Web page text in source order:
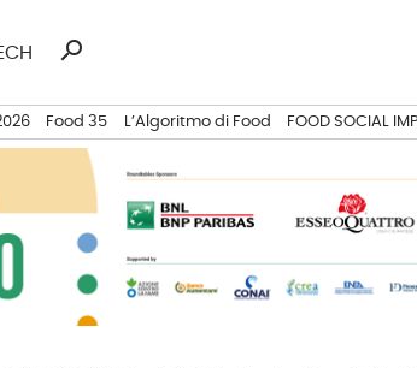
Ricerca
search
Food 35 L’Algoritmo di Food FOOD SOCIAL